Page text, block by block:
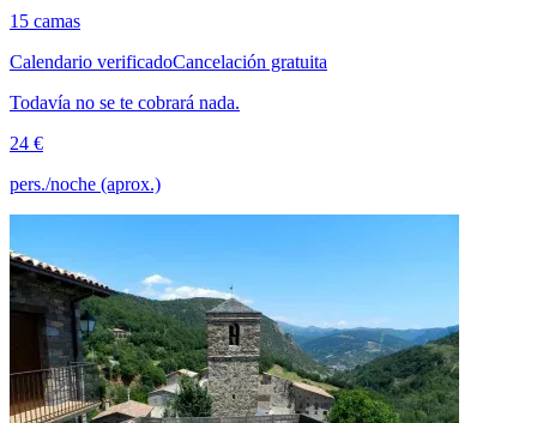
15 camas
Calendario verificadoCancelación gratuita
Todavía no se te cobrará nada.
24 €
pers./noche (aprox.)